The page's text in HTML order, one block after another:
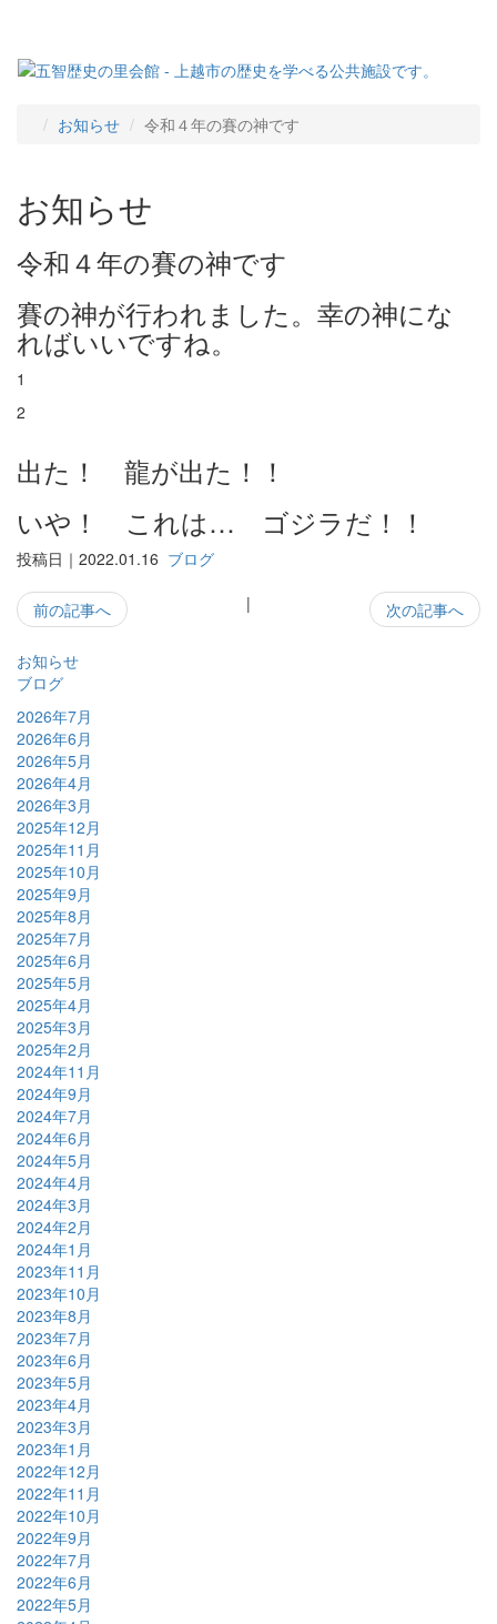
お知らせ 令和４年の賽の神です
お知らせ
令和４年の賽の神です
賽の神が行われました。幸の神にな
ればいいですね。
1
2
出た！ 龍が出た！！
いや！ これは… ゴジラだ！！
投稿日｜2022.01.16 ブログ
前の記事へ | 次の記事へ
お知らせ
ブログ
2026年7月
2026年6月
2026年5月
2026年4月
2026年3月
2025年12月
2025年11月
2025年10月
2025年9月
2025年8月
2025年7月
2025年6月
2025年5月
2025年4月
2025年3月
2025年2月
2024年11月
2024年9月
2024年7月
2024年6月
2024年5月
2024年4月
2024年3月
2024年2月
2024年1月
2023年11月
2023年10月
2023年8月
2023年7月
2023年6月
2023年5月
2023年4月
2023年3月
2023年1月
2022年12月
2022年11月
2022年10月
2022年9月
2022年7月
2022年6月
2022年5月